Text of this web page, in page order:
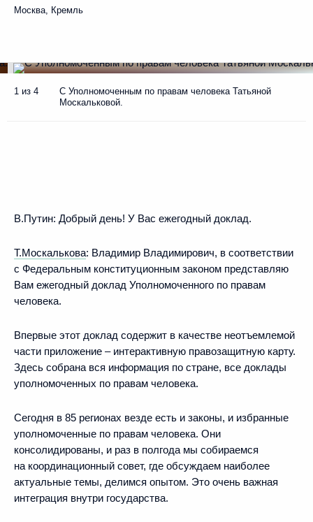
Москва, Кремль
1 из 4
С Уполномоченным по правам человека Татьяной
Москальковой.
В.Путин: Добрый день! У Вас ежегодный доклад.
Т.Москалькова: Владимир Владимирович, в соответствии
с Федеральным конституционным законом представляю
Вам ежегодный доклад Уполномоченного по правам
человека.
Впервые этот доклад содержит в качестве неотъемлемой
части приложение – интерактивную правозащитную карту.
Здесь собрана вся информация по стране, все доклады
уполномоченных по правам человека.
Сегодня в 85 регионах везде есть и законы, и избранные
уполномоченные по правам человека. Они
консолидированы, и раз в полгода мы собираемся
на координационный совет, где обсуждаем наиболее
актуальные темы, делимся опытом. Это очень важная
интеграция внутри государства.